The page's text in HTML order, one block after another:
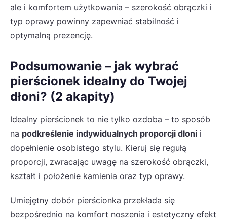
ale i komfortem użytkowania – szerokość obrączki i
typ oprawy powinny zapewniać stabilność i
optymalną prezencję.
Podsumowanie – jak wybrać
pierścionek idealny do Twojej
dłoni? (2 akapity)
Idealny pierścionek to nie tylko ozdoba – to sposób
na podkreślenie indywidualnych proporcji dłoni i
dopełnienie osobistego stylu. Kieruj się regułą
proporcji, zwracając uwagę na szerokość obrączki,
kształt i położenie kamienia oraz typ oprawy.
Umiejętny dobór pierścionka przekłada się
bezpośrednio na komfort noszenia i estetyczny efekt